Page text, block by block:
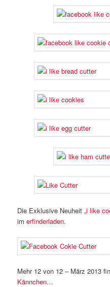
Die Exklusive Neuheit„i like
imerfinderladen.
Mehr 12 von 12 – März 2013
Kännchen…